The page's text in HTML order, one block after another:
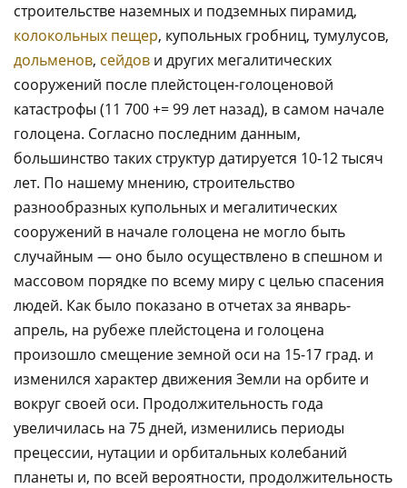
строительстве наземных и подземных пирамид,
колокольных пещер, купольных гробниц, тумулусов,
дольменов, сейдов и других мегалитических
сооружений после плейстоцен-голоценовой
катастрофы (11 700 += 99 лет назад), в самом начале
голоцена. Согласно последним данным,
большинство таких структур датируется 10-12 тысяч
лет. По нашему мнению, строительство
разнообразных купольных и мегалитических
сооружений в начале голоцена не могло быть
случайным — оно было осуществлено в спешном и
массовом порядке по всему миру с целью спасения
людей. Как было показано в отчетах за январь-
апрель, на рубеже плейстоцена и голоцена
произошло смещение земной оси на 15-17 град. и
изменился характер движения Земли на орбите и
вокруг своей оси. Продолжительность года
увеличилась на 75 дней, изменились периоды
прецессии, нутации и орбитальных колебаний
планеты и, по всей вероятности, продолжительность